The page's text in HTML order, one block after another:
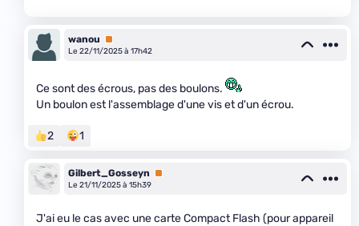
wanou
Premium
Le 22/11/2025 à 17h42
Ce sont des écrous, pas des boulons.
Un boulon est l'assemblage d'une vis et d'un écrou.
2 1
Gilbert_Gosseyn
Premium
Le 21/11/2025 à 15h39
J'ai eu le cas avec une carte Compact Flash (pour appareil